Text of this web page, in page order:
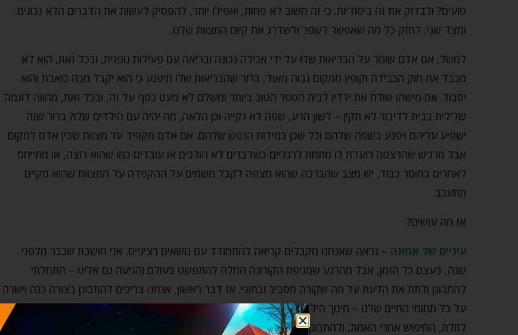
טועים? ולבדוק את זה ביסודיות. כי זה חשוב לא פחות, ואפילו יותר, להפסיק לעשות את הדברים הלא נכונים.
ומצד שני, לחזק כל מה שאפשר לשפר ולשדרג את קיום המצוות שלנו.
למשל, אם אדם שומר על הבריאות שלו על ידי אכילה נכונה ובריאה עם פעילות גופנית, ובכל זאת, הוא לא
מכבד את חוק הכבידה וקופץ ממקום גבוה מאוד, ברור שהבריאות שלו תיפגע כי הוא יקבל מכה כואבת והוא
יסבול. אם מישהו שולח את ילדיו לבית הספר הטוב ביותר ומשלם לא מעט כסף על זה, ובכל זאת, מהווה דוגמה
שלילית בבית לדיבור לא תקין – לשון הרע, שפה לא נקייה וכן הלאה, מה יהיה עם הילדים שלו? ברור שזה
ישפיע עליהם ויפגע בשפה שלהם וכל שכן במידות הנפש שלהם. אם אדם מקפיד על מצוות שבין אדם למקום
אבל מרגיש שהרצפה רועדת לו מתחת לרגליים כשדברים לא הולכים או עובדים כמו שהוא רוצה, או מתייחס
לאחרים בחוסר כבוד, יש מצב שהברכה שהוא מצפה לקבל משמים על ההקפדה על המצוות שהוא מקיים
תתעכב.
אז מה עושים?
עיניים של אמונה – נראה שאנחנו מקבלים קריאה להתמודד עם נושאים רציניים. אני חושבת שכבר מלפני
שנה, בעצם כל הזמן, אבל מהרגע שמגיפת הקורונה החלה להתפשט בעולם והגיעה גם אלינו – התחלתי
להתבונן ולתת את הדעת על מה שקורה מסביב ובתוכי. אז דבר ראשון, אנחנו צריכים להתבונן בצורה כנה וישרה
על כל תחומי החיים שלנו – חינוך הילדים, העבודה על מידות הנפש שלנו, הבריאות, ההרמוניה בבית, האמפתיה
לזולת, החיפוש אחרי האמת, ולהתבונן על אירועי החיים – הפרטיים והכלל עולמיים, עם עיני האמונה.